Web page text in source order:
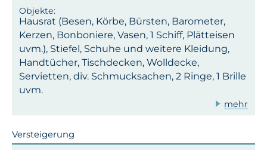
Hausrat (Besen, Körbe, Bürsten, Barometer,
Kerzen, Bonboniere, Vasen, 1 Schiff, Plätteisen
uvm.), Stiefel, Schuhe und weitere Kleidung,
Handtücher, Tischdecken, Wolldecke,
Servietten, div. Schmucksachen, 2 Ringe, 1 Brille
uvm.
mehr
Versteigerung